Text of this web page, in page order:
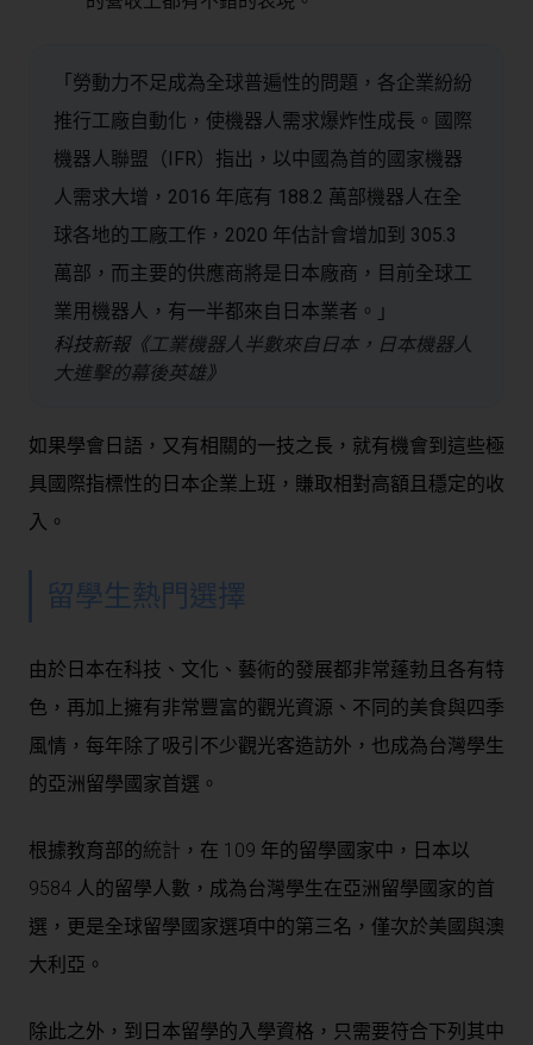
「勞動力不足成為全球普遍性的問題，各企業紛紛
推行工廠自動化，使機器人需求爆炸性成長。國際
機器人聯盟（IFR）指出，以中國為首的國家機器
人需求大增，2016 年底有 188.2 萬部機器人在全
球各地的工廠工作，2020 年估計會增加到 305.3
萬部，而主要的供應商將是日本廠商，目前全球工
業用機器人，有一半都來自日本業者。」
科技新報《工業機器人半數來自日本，日本機器人
大進擊的幕後英雄》
如果學會日語，又有相關的一技之長，就有機會到這些極
具國際指標性的日本企業上班，賺取相對高額且穩定的收
入。
留學生熱門選擇
由於日本在科技、文化、藝術的發展都非常蓬勃且各有特
色，再加上擁有非常豐富的觀光資源、不同的美食與四季
風情，每年除了吸引不少觀光客造訪外，也成為台灣學生
的亞洲留學國家首選。
根據教育部的統計 ，在 109 年的留學國家中，日本以
9584 人的留學人數，成為台灣學生在亞洲留學國家的首
選，更是全球留學國家選項中的第三名，僅次於美國與澳
大利亞。
除此之外，到日本留學的入學資格，只需要符合下列其中